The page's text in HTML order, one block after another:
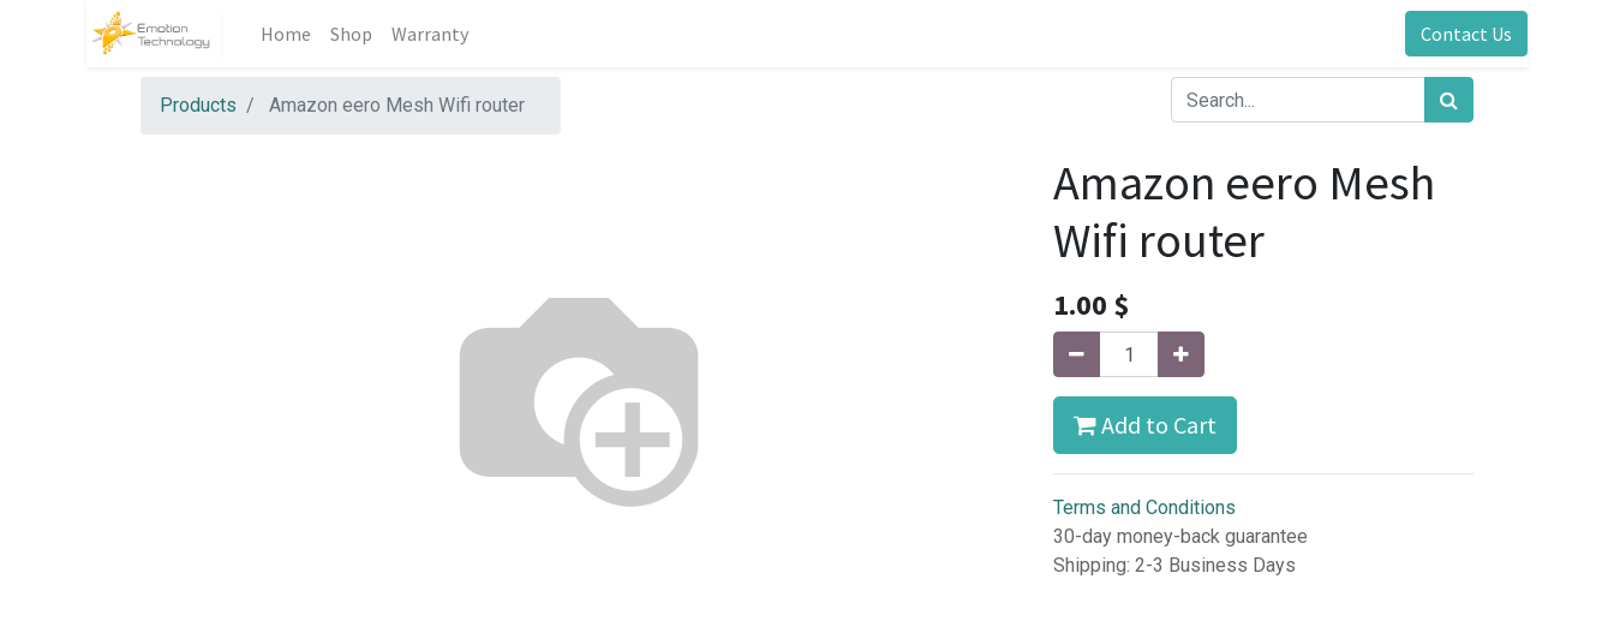
Home Shop Warranty Contact Us
Products Amazon eero Mesh Wifi router
Amazon eero Mesh
Wifi router
1.00 $
Add to Cart
Terms and Conditions
30-day money-back guarantee
Shipping: 2-3 Business Days